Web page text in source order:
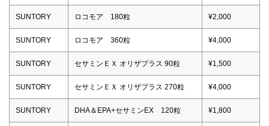
SUNTORY ロコモア 180粒 ¥2,000
SUNTORY ロコモア 360粒 ¥4,000
SUNTORY セサミンＥＸ オリザプラス 90粒 ¥1,500
SUNTORY セサミンＥＸ オリザプラス 270粒 ¥4,000
SUNTORY DHA＆EPA+セサミンEX 120粒 ¥1,800